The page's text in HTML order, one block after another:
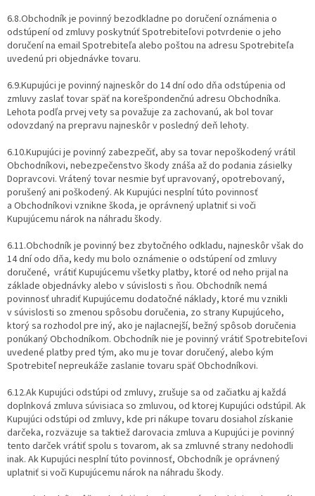
6.8.Obchodník je povinný bezodkladne po doručení oznámenia o
odstúpení od zmluvy poskytnúť Spotrebiteľovi potvrdenie o jeho
doručení na email Spotrebiteľa alebo poštou na adresu Spotrebiteľa
uvedenú pri objednávke tovaru.
6.9.Kupujúci je povinný najneskôr do 14 dní odo dňa odstúpenia od
zmluvy zaslať tovar späť na korešpondenčnú adresu Obchodníka.
Lehota podľa prvej vety sa považuje za zachovanú, ak bol tovar
odovzdaný na prepravu najneskôr v posledný deň lehoty.
6.10.Kupujúci je povinný zabezpečiť, aby sa tovar nepoškodený vrátil
Obchodníkovi, nebezpečenstvo škody znáša až do podania zásielky
Dopravcovi. Vrátený tovar nesmie byť upravovaný, opotrebovaný,
porušený ani poškodený. Ak Kupujúci nesplní túto povinnosť
a Obchodníkovi vznikne škoda, je oprávnený uplatniť si voči
Kupujúcemu nárok na náhradu škody.
6.11.Obchodník je povinný bez zbytočného odkladu, najneskôr však do
14 dní odo dňa, kedy mu bolo oznámenie o odstúpení od zmluvy
doručené, vrátiť Kupujúcemu všetky platby, ktoré od neho prijal na
základe objednávky alebo v súvislosti s ňou. Obchodník nemá
povinnosť uhradiť Kupujúcemu dodatočné náklady, ktoré mu vznikli
v súvislosti so zmenou spôsobu doručenia, zo strany Kupujúceho,
ktorý sa rozhodol pre iný, ako je najlacnejší, bežný spôsob doručenia
ponúkaný Obchodníkom. Obchodník nie je povinný vrátiť Spotrebiteľovi
uvedené platby pred tým, ako mu je tovar doručený, alebo kým
Spotrebiteľ nepreukáže zaslanie tovaru späť Obchodníkovi.
6.12.Ak Kupujúci odstúpi od zmluvy, zrušuje sa od začiatku aj každá
doplnková zmluva súvisiaca so zmluvou, od ktorej Kupujúci odstúpil. Ak
Kupujúci odstúpi od zmluvy, kde pri nákupe tovaru dosiahol získanie
darčeka, rozväzuje sa taktiež darovacia zmluva a Kupujúci je povinný
tento darček vrátiť spolu s tovarom, ak sa zmluvné strany nedohodli
inak. Ak Kupujúci nesplní túto povinnosť, Obchodník je oprávnený
uplatniť si voči Kupujúcemu nárok na náhradu škody.